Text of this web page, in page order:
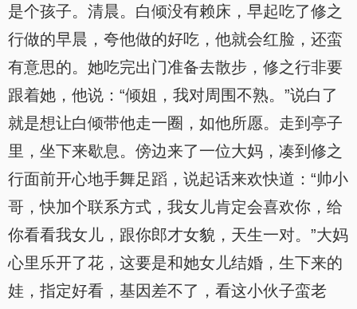
是个孩子。清晨。白倾没有赖床，早起吃了修之
行做的早晨，夸他做的好吃，他就会红脸，还蛮
有意思的。她吃完出门准备去散步，修之行非要
跟着她，他说：“倾姐，我对周围不熟。”说白了
就是想让白倾带他走一圈，如他所愿。走到亭子
里，坐下来歇息。傍边来了一位大妈，凑到修之
行面前开心地手舞足蹈，说起话来欢快道：“帅小
哥，快加个联系方式，我女儿肯定会喜欢你，给
你看看我女儿，跟你郎才女貌，天生一对。”大妈
心里乐开了花，这要是和她女儿结婚，生下来的
娃，指定好看，基因差不了，看这小伙子蛮老